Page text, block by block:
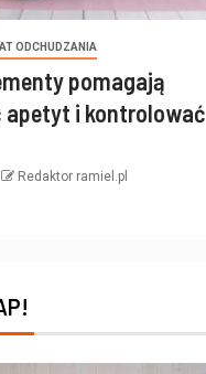
ODCHUDZANIA
pomagają
apetyt i kontrolować
Redaktor ramiel.pl